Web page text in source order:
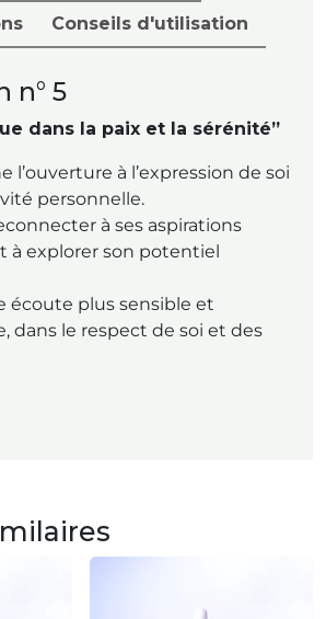
Conseils d'utilisation
n° 5
dans la paix et la sérénité”
l’ouverture à l’expression de soi
personnelle.
à ses aspirations
à explorer son potentiel
écoute plus sensible et
dans le respect de soi et des